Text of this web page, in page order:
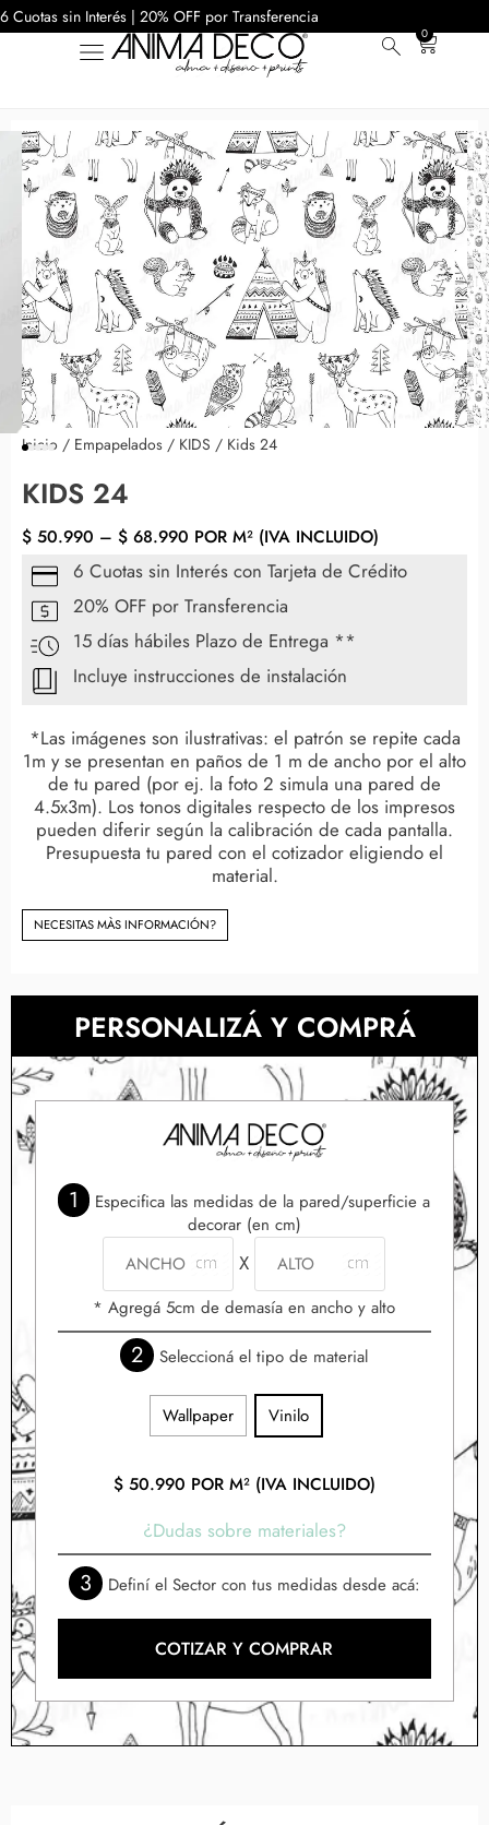
6 Cuotas sin Interés | 20% OFF por Transferencia
0
Inicio / Empapelados / KIDS / Kids 24
KIDS 24
$ 50.990 – $ 68.990 POR M² (IVA INCLUIDO)
6 Cuotas sin Interés con Tarjeta de Crédito
20% OFF por Transferencia
15 días hábiles Plazo de Entrega **
Incluye instrucciones de instalación
*Las imágenes son ilustrativas: el patrón se repite cada
1m y se presentan en paños de 1 m de ancho por el alto
de tu pared (por ej. la foto 2 simula una pared de
4.5x3m). Los tonos digitales respecto de los impresos
pueden diferir según la calibración de cada pantalla.
Presupuesta tu pared con el cotizador eligiendo el
material.
NECESITAS MÀS INFORMACIÓN?
PERSONALIZÁ Y COMPRÁ
1
Especifica las medidas de la pared/superficie a
decorar (en cm)
X
* Agregá 5cm de demasía en ancho y alto
2 Seleccioná el tipo de material
Wallpaper Vinilo
$50.990 POR M² (IVA INCLUIDO)
¿Dudas sobre materiales?
3 Definí el Sector con tus medidas desde acá:
COTIZAR Y COMPRAR